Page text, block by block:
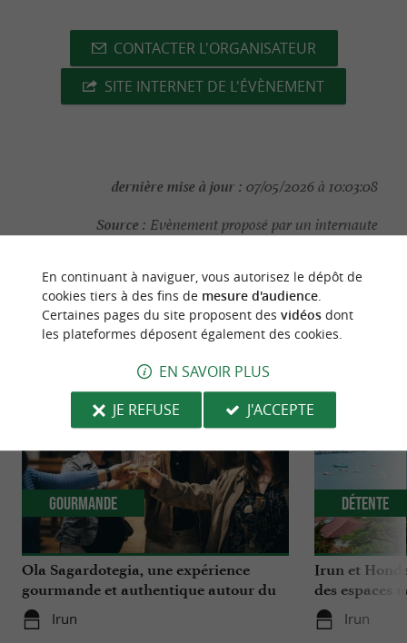
CONTACTER L'ORGANISATEUR
SITE INTERNET DE L'ÉVÈNEMENT
dernière mise à jour : 07/05/2026 à 10:03:08
Source : Evènement proposé par un internaute
NOUS AVONS TESTÉPOUR VOUS
Ola Sagardotegia, une expérience
gourmande et authentique autour du
cidre au Pays Basque
Irun
Gourmande
Irun et
des espaces
Bidassoa
Irun
Détente
En continuant à naviguer, vous autorisez le dépôt de
cookies tiers à des fins de mesure d'audience.
Certaines pages du site proposent des vidéosdont
les plateformes déposent également des cookies.
EN SAVOIR PLUS
JE REFUSE
J'ACCEPTE